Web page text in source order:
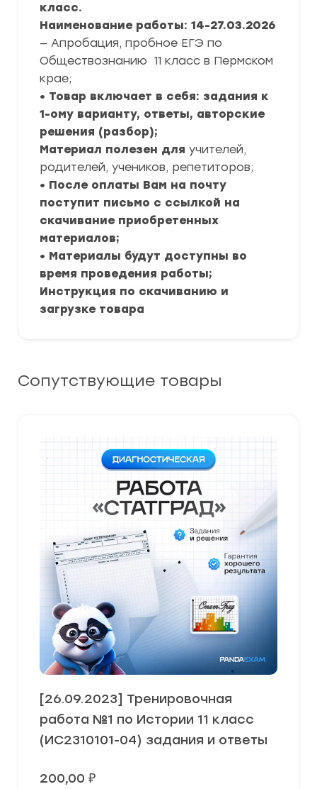
класс.
Наименование работы: 14-27.03.2026
— Апробация, пробное ЕГЭ по
Обществознанию 11 класс в Пермском
крае;
• Товар включает в себя: задания к
1-ому варианту, ответы, авторские
решения (разбор);
Материал полезен для учителей,
родителей, учеников, репетиторов;
• После оплаты Вам на почту
поступит письмо с ссылкой на
скачивание приобретенных
материалов;
• Материалы будут доступны во
время проведения работы;
Инструкция по скачиванию и
загрузке товара
Сопутствующие товары
[26.09.2023] Тренировочная
работа №1 по Истории 11 класс
(ИС2310101-04) задания и ответы
200,00 ₽